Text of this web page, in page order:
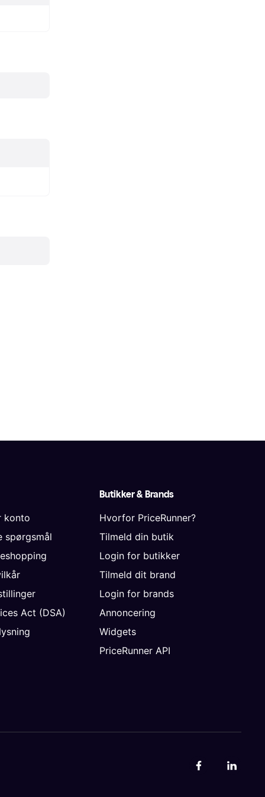
konto
spørgsmål
Act (DSA)
Butikker & Brands
Hvorfor PriceRunner?
Tilmeld din butik
Login for butikker
Tilmeld dit brand
Login for brands
Annoncering
Widgets
PriceRunner API